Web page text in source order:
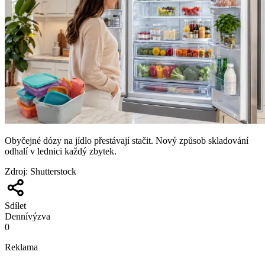
Obyčejné dózy na jídlo přestávají stačit. Nový způsob skladování
odhalí v lednici každý zbytek.
Zdroj: Shutterstock
Sdílet
Dennívýzva
0
Reklama